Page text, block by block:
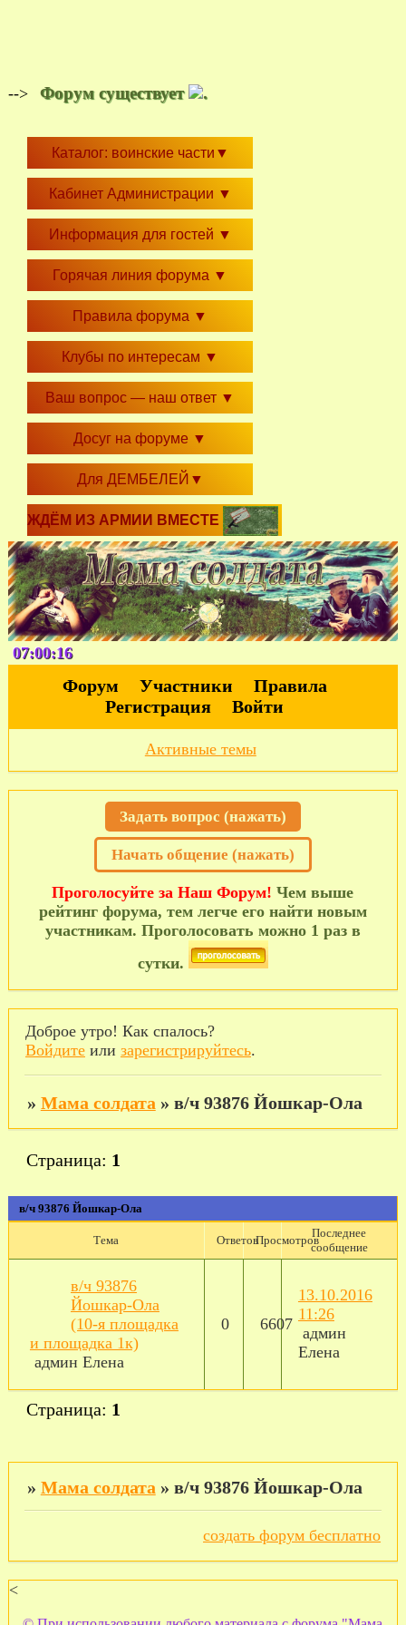
--> Форум существует .
Каталог: воинские части ▼
Кабинет Администрации ▼
Информация для гостей ▼
Горячая линия форума ▼
Правила форума ▼
Клубы по интересам ▼
Ваш вопрос — наш ответ ▼
Досуг на форуме ▼
Для ДЕМБЕЛЕЙ ▼
ЖДЁМ ИЗ АРМИИ ВМЕСТЕ
07:00:16
Форум Участники
Правила
Регистрация
Войти
Активные темы
Задать вопрос (нажать)
Начать общение (нажать)
Проголосуйте за Наш Форум! Чем выше
рейтинг форума, тем легче его найти новым
участникам. Проголосовать можно 1 раз в
сутки.
Доброе утро! Как спалось?
Войдитеили зарегистрируйтесь.
» Мама солдата » в/ч 93876 Йошкар-Ола
в/ч 93876 Йошкар-Ола
Страница: 1
Тема ОтветовПросмотров
Последнее
сообщение
в/ч 93876
Йошкар-Ола
(10-я площадка
и площадка 1к)
админ Елена
0 6607
13.10.2016
11:26
админ
Елена
Страница: 1
» Мама солдата » в/ч 93876 Йошкар-Ола
создать форум бесплатно
<